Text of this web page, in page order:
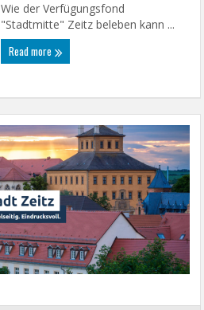
Wie der Verfügungsfond
"Stadtmitte" Zeitz beleben kann ...
Read more